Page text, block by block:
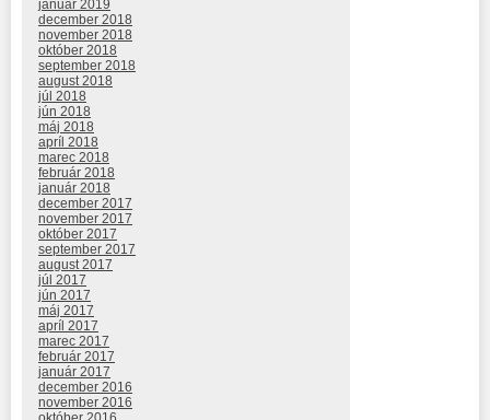
január 2019
december 2018
november 2018
október 2018
september 2018
august 2018
júl 2018
jún 2018
máj 2018
apríl 2018
marec 2018
február 2018
január 2018
december 2017
november 2017
október 2017
september 2017
august 2017
júl 2017
jún 2017
máj 2017
apríl 2017
marec 2017
február 2017
január 2017
december 2016
november 2016